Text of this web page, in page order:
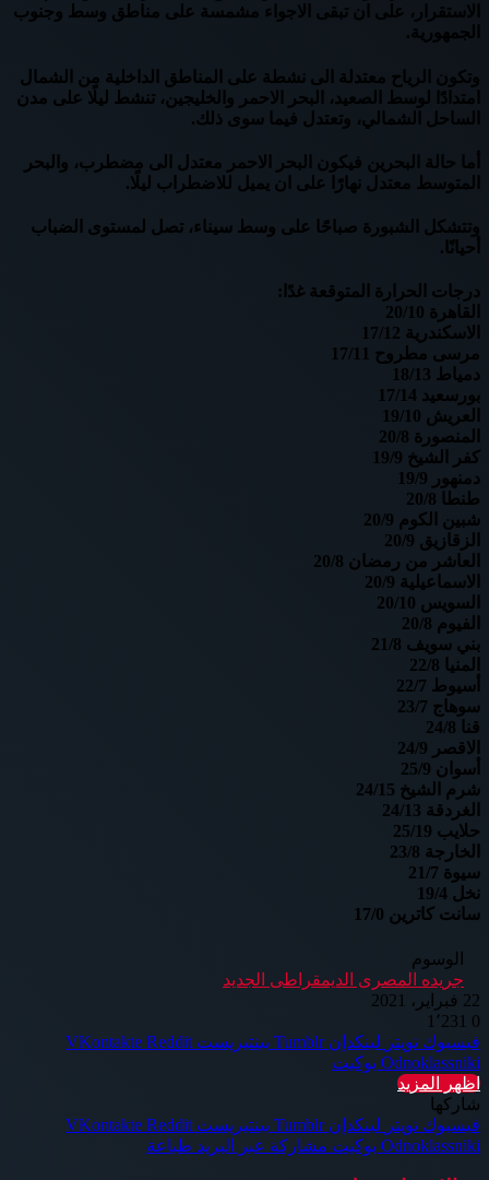
الاستقرار، على ان تبقى الاجواء مشمسة على مناطق وسط وجنوب
الجمهورية.
وتكون الرياح معتدلة الى نشطة على المناطق الداخلية من الشمال
امتدادًا لوسط الصعيد، البحر الاحمر والخليجين، تنشط ليلًا على مدن
الساحل الشمالي، وتعتدل فيما سوى ذلك.
أما حالة البحرين فيكون البحر الاحمر معتدل الى مضطرب، والبحر
المتوسط معتدل نهارًا على ان يميل للاضطراب ليلًا.
وتتشكل الشبورة صباحًا على وسط سيناء، تصل لمستوى الضباب
أحيانًا.
درجات الحرارة المتوقعة غدًا:
القاهرة 20/10
الاسكندرية 17/12
مرسى مطروح 17/11
دمياط 18/13
بورسعيد 17/14
العريش 19/10
المنصورة 20/8
كفر الشيخ 19/9
دمنهور 19/9
طنطا 20/8
شبين الكوم 20/9
الزقازيق 20/9
العاشر من رمضان 20/8
الاسماعيلية 20/9
السويس 20/10
الفيوم 20/8
بني سويف 21/8
المنيا 22/8
أسيوط 22/7
سوهاج 23/7
قنا 24/8
الاقصر 24/9
أسوان 25/9
شرم الشيخ 24/15
الغردقة 24/13
حلايب 25/19
الخارجة 23/8
سيوة 21/7
نخل 19/4
سانت كاترين 17/0
الوسوم
جريده المصرى الديمقراطى الجديد
22 فبراير، 2021
0
فيسبوك تويتر لينكدإن بينتيريست
Odnoklassniki بوكيت
اظهر المزيد
شاركها
فيسبوك تويتر لينكدإن بينتيريست
Odnoklassniki بوكيت مشاركة عبر البريد طباعة